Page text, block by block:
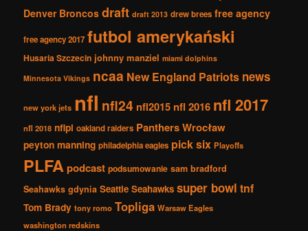
Denver Broncos draft draft 2013 drew brees free agency
free agency 2017 futbol amerykański
Husaria Szczecin johnny manziel miami dolphins
Minnesota Vikings ncaa New England Patriots news
new york jets nfl nfl24 nfl2015 nfl 2016 nfl 2017
nfl 2018 nflpl oakland raiders Panthers Wrocław
peyton manning philadelphia eagles pick six Playoffs
PLFApodcast podsumowanie sam bradford
Seahawks gdynia Seattle Seahawks super bowl tnf
Tom Brady tony romo Topliga Warsaw Eagles
washington redskins